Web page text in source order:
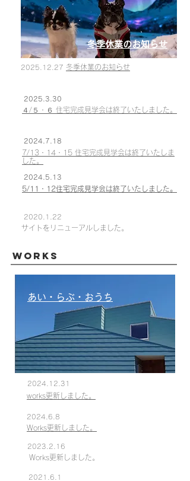
​冬季休業のお知らせ
2025.12.27 ​冬季休業のお知らせ
2025.3.30
４/５・６ 住宅完成見学会は終了いたしました。
2024.7.18
7/13・14・15 住宅完成見学会は終了いたしま
した。
2024.5.13
​5/11・12住宅完成見学会は終了いたしました。
2020.1.22
​サイトをリニューアルしました。
Works
あい・らぶ・おうち
2024.12.31
works更新しました。
2024.6.8
Works更新しました。
2023.2.16
Works更新しました。
2021.6.1